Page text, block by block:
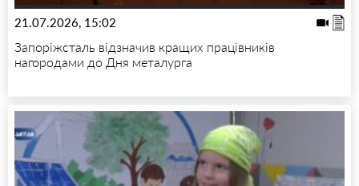
21.07.2026, 15:02
Запоріжсталь відзначив кращих працівників
нагородами до Дня металурга